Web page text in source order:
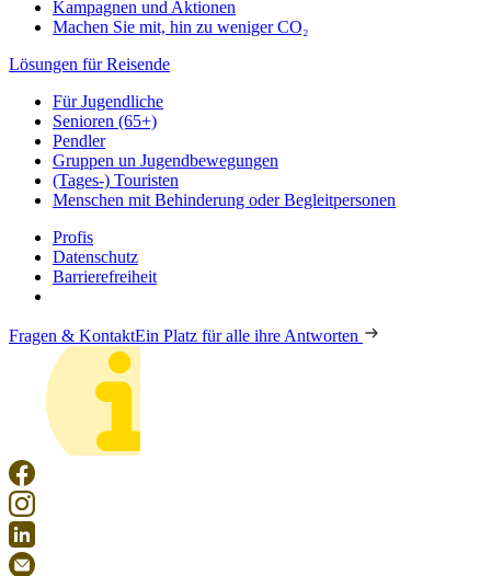
Kampagnen und Aktionen
Machen Sie mit, hin zu weniger CO₂
Lösungen für Reisende
Für Jugendliche
Senioren (65+)
Pendler
Gruppen un Jugendbewegungen
(Tages-) Touristen
Menschen mit Behinderung oder Begleitpersonen
Profis
Datenschutz
Barrierefreiheit
Fragen & KontaktEin Platz für alle ihre Antworten